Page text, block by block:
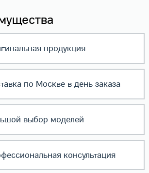
продукция
по Москвев день заказа
выбор моделей
консультация